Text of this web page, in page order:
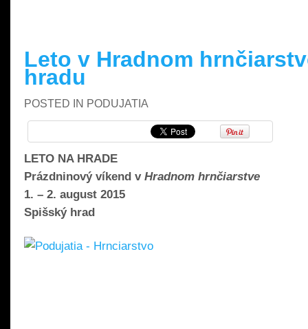
Leto v Hradnom
hradu
POSTED IN PODUJATIA
LETO NA HRADE
Prázdninový víkend v Hradnom hrnčiarstve
1. – 2. august 2015
Spišský hrad